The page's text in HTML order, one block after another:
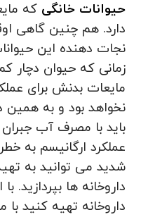
حیوانات خانگی که
دارد. هم چنین گاهی
نجات‌ دهنده این
زمانی که حیوان دچار
مایعات بدنش برای
نخواهد بود و به
باید با مصرف آب
عملکرد ارگانیسم به
شدید می توانید به
داروخانه ها بپردازید.
داروخانه تهیه کنید با